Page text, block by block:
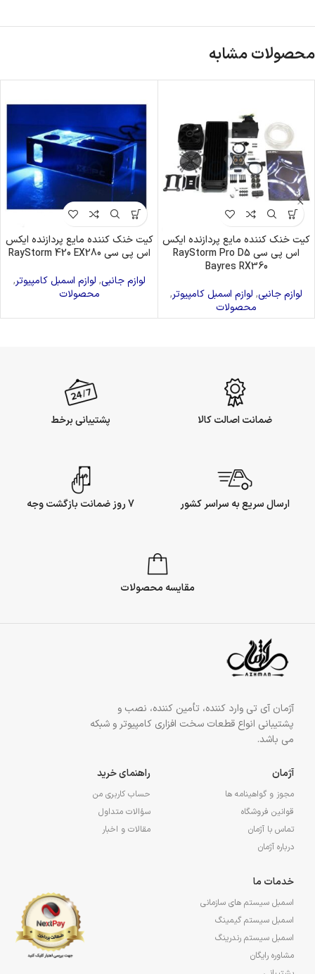
محصولات مشابه
کیت خنک کننده مایع پردازنده ایکس
اس پی سی RayStorm Pro D5
Bayres RX360
لوازم جانبی, لوازم اسمبل کامپیوتر,
محصولات
کیت خنک کننده مایع پردازنده ایکس
اس پی سی RayStorm 420 EX280
لوازم جانبی, لوازم اسمبل کامپیوتر,
محصولات
ضمانت اصالت کالا پشتیبانی برخط
ارسال سریع به سراسر کشور 7 روز ضمانت بازگشت وجه
مقایسه محصولات
آژمان آی تی وارد کننده، تأمین کننده، نصب و
پشتیبانی انواع قطعات سخت افزاری کامپیوتر و شبکه
می باشد.
آژمان
مجوز و گواهینامه ها
قوانین فروشگاه
تماس با آژمان
درباره آژمان
راهنمای خرید
حساب کاربری من
سؤالات متداول
مقالات و اخبار
خدمات ما
اسمبل سیستم های سازمانی
اسمبل سیستم گیمینگ
اسمبل سیستم رندرینگ
مشاوره رایگان